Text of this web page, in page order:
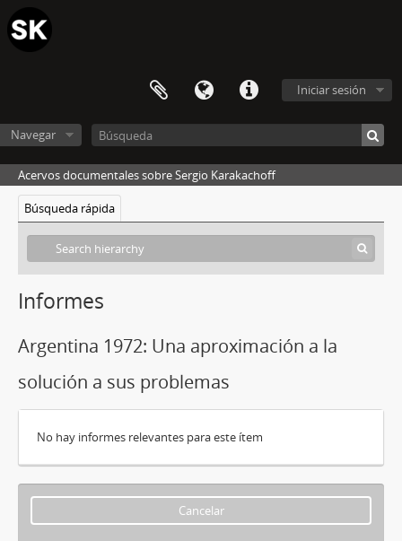
Iniciar sesión
Navegar
Acervos documentales sobre Sergio Karakachoff
Búsqueda rápida
Informes
Argentina 1972: Una aproximación a la
solución a sus problemas
No hay informes relevantes para este ítem
Cancelar